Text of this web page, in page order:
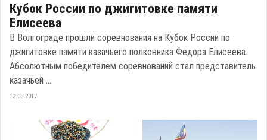
Кубок России по джигитовке памяти
Елисеева
В Волгограде прошли соревнования на Кубок России по
джигитовке памяти казачьего полковника Федора Елисеева.
Абсолютным победителем соревнований стал представитель
казачьей ...
13.05.2017